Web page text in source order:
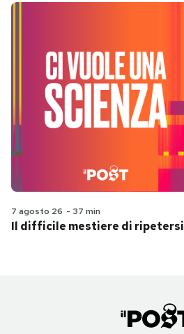
7 agosto 26 - 37 min
Il difficile mestiere di ripetersi